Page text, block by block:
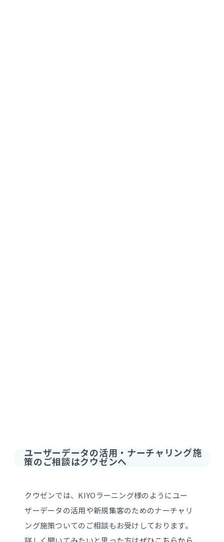
ユーザーデータの活用・ナーチャリング施
策のご相談はクウゼンへ
クウゼンでは、KIYOラーニング様のようにユー
ザーデータの活用や新規集客のためのナーチャリ
ング施策ついてのご相談もお受けしております。